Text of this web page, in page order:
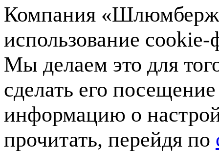
Компания
использование
Мы делаем это для
сделать его
информацию о
прочитать, перейдя по